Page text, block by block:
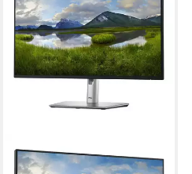
DELL
Dis 27 P2725HE Professional